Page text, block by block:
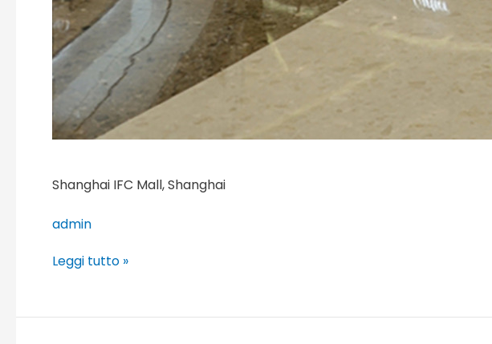
Shanghai IFC Mall, Shanghai
admin
Leggi tutto »